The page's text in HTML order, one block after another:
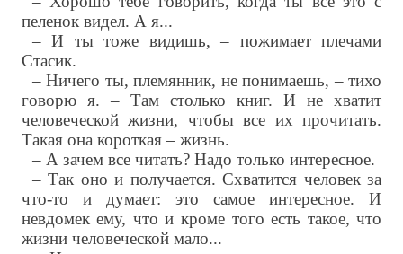
пеленок видел. А я...
– И ты тоже видишь, – пожимает плечами
Стасик.
– Ничего ты, племянник, не понимаешь, – тихо
говорю я. – Там столько книг. И не хватит
человеческой жизни, чтобы все их прочитать.
Такая она короткая – жизнь.
– А зачем все читать? Надо только интересное.
– Так оно и получается. Схватится человек за
что-то и думает: это самое интересное. И
невдомек ему, что и кроме того есть такое, что
жизни человеческой мало...